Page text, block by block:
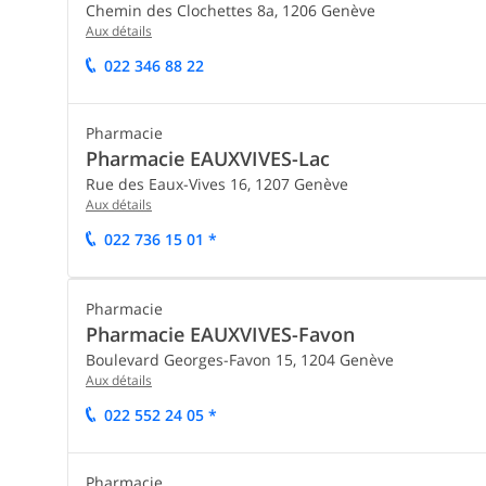
Chemin des Clochettes 8a, 1206 Genève
Aux détails
022 346 88 22
Pharmacie
Pharmacie EAUXVIVES-Lac
Rue des Eaux-Vives 16, 1207 Genève
Aux détails
022 736 15 01 *
Pharmacie
Pharmacie EAUXVIVES-Favon
Boulevard Georges-Favon 15, 1204 Genève
Aux détails
022 552 24 05 *